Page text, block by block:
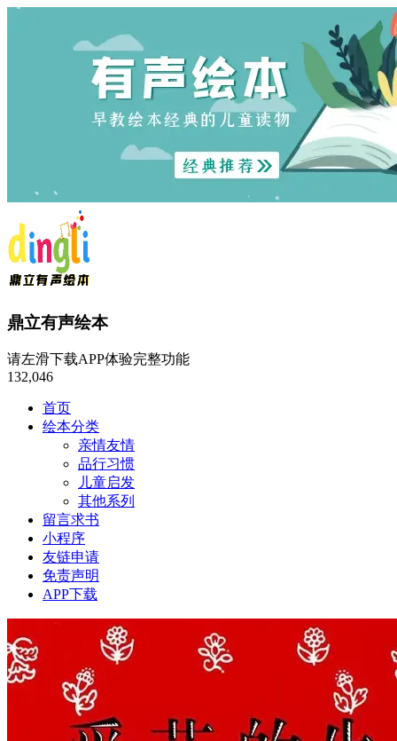
鼎立有声绘本
请左滑下载APP体验完整功能
132,046
首页
绘本分类
亲情友情
品行习惯
儿童启发
其他系列
留言求书
小程序
友链申请
免责声明
APP下载